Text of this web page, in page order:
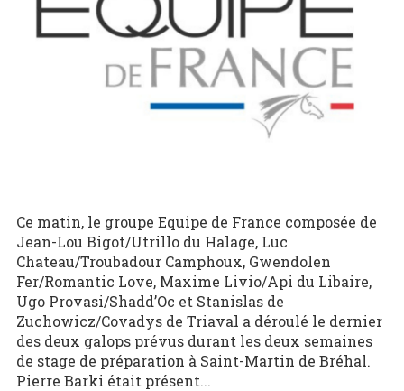
Ce matin, le groupe Equipe de France composée de
Jean-Lou Bigot/Utrillo du Halage, Luc
Chateau/Troubadour Camphoux, Gwendolen
Fer/Romantic Love, Maxime Livio/Api du Libaire,
Ugo Provasi/Shadd’Oc et Stanislas de
Zuchowicz/Covadys de Triaval a déroulé le dernier
des deux galops prévus durant les deux semaines
de stage de préparation à Saint-Martin de Bréhal.
Pierre Barki était présent...